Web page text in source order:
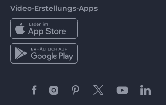
Video-Erstellungs-Apps